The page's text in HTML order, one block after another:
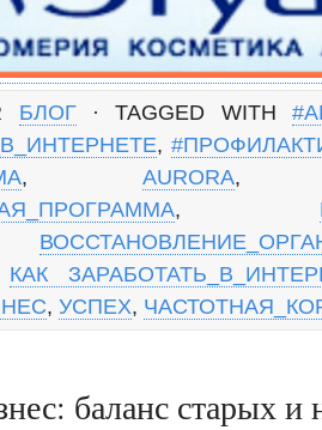
БЛОГ· TAGGED WITH
,
, AURORA
,
КАК
, УСПЕХ,
баланс старых